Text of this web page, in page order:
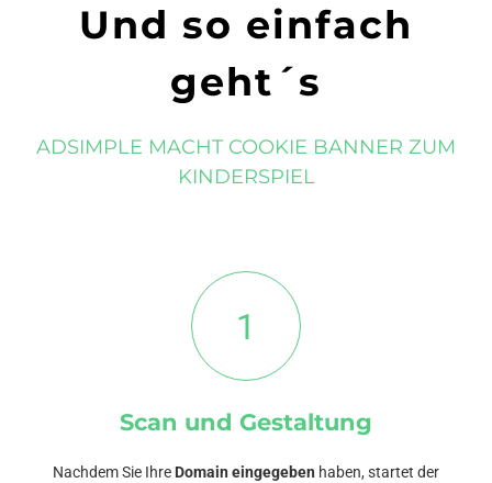
Und so einfach
geht´s
ADSIMPLE MACHT COOKIE BANNER ZUM
KINDERSPIEL
1
Scan und Gestaltung
Nachdem Sie Ihre Domain eingegeben haben, startet der